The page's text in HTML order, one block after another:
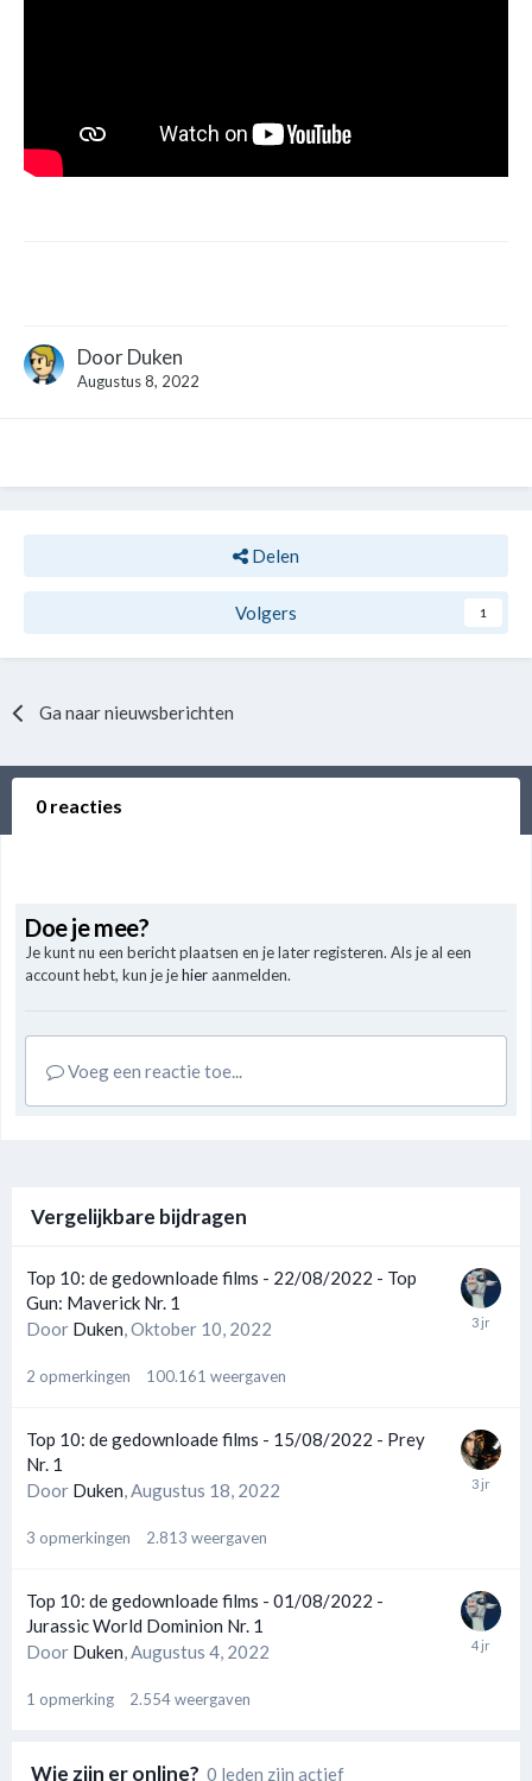
DoorDuken
Augustus 8, 2022
Delen
Volgers 1
Ga naar nieuwsberichten
0 reacties
Doe je mee?
Je kunt nu een bericht plaatsen en je later registeren. Als je al een
account hebt, kun je jehier aanmelden.
Voeg een reactie toe...
Vergelijkbare bijdragen
Top 10: de gedownloade films - 22/08/2022 - Top
Gun: Maverick Nr. 1
Door Duken Oktober 10, 2022
2 opmerkingen 100.161 weergaven
Top 10: de gedownloade films - 15/08/2022 - Prey
Nr. 1
Door Duken Augustus 18, 2022
3 opmerkingen 2.813 weergaven
Top 10: de gedownloade films - 01/08/2022 -
Jurassic World Dominion Nr. 1
Door Duken Augustus 4, 2022
1 opmerking 2.554weergaven
Wie zijn er online? 0 leden zijn actief